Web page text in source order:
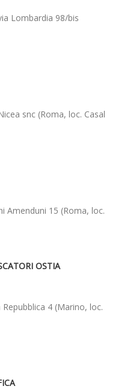
Lombardia 98/bis
snc (Roma, loc. Casal
Amenduni 15 (Roma, loc.
OSTIA
4 (Marino, loc.